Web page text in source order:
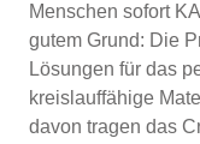
Menschen sofort
gutem Grund: Die
Lösungen für das
kreislauffähige
davon tragen das